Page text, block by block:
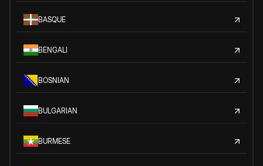
BASQUE
BENGALI
BOSNIAN
BULGARIAN
BURMESE